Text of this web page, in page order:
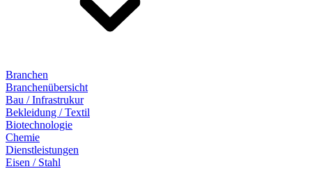
Branchen
Branchenübersicht
Bau / Infrastrukur
Bekleidung / Textil
Biotechnologie
Chemie
Dienstleistungen
Eisen / Stahl